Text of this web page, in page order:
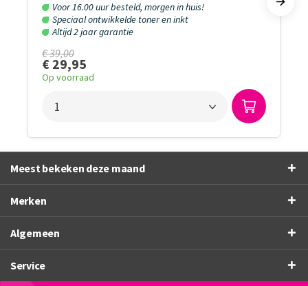
Voor 16.00 uur besteld, morgen in huis!
Speciaal ontwikkelde toner en inkt
Altijd 2 jaar garantie
€ 39,00
€ 29,95
Op voorraad
Meest bekeken deze maand
Merken
Algemeen
Service